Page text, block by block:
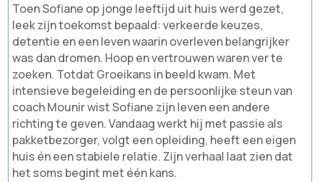
Toen Sofiane op jonge leeftijd uit huis werd gezet,
leek zijn toekomst bepaald: verkeerde keuzes,
detentie en een leven waarin overleven belangrijker
was dan dromen. Hoop en vertrouwen waren ver te
zoeken. Totdat Groeikans in beeld kwam. Met
intensieve begeleiding en de persoonlijke steun van
coach Mounir wist Sofiane zijn leven een andere
richting te geven. Vandaag werkt hij met passie als
pakketbezorger, volgt een opleiding, heeft een eigen
huis én een stabiele relatie. Zijn verhaal laat zien dat
het soms begint met één kans.